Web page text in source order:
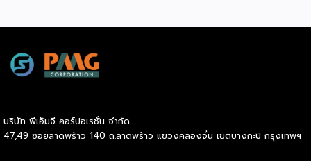
แห่งการผ่อนผันกำลังจะสิ้นสุดลง ข้อกำหนดใหม่นี้ไม่เพียงแต่
ขยายขอบเขตการรับรองฮาลาลครอบคลุมอาหาร และเครื่องดื่ม
เตือนครั้งสำคัญจากกระทรวงพาณิชย์ โดยสำนักงานนโยบายและ
ยุทธศาสตร์การค้า (สนค.) ที่ระบุว่าผู้ประกอบการส่งออกไทย
บริษัท พีเอ็มจี คอร์ปอเรชั่น จำกัด
47,49 ซอยลาดพร้าว 140 ถ.ลาดพร้าว แขวงคลองจั่น เขตบางกะปิ กรุงเทพฯ